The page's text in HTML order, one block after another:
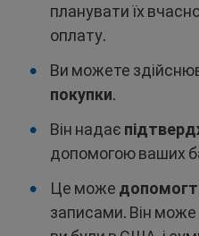
планувати їх
оплату.
Ви можете
покупки.
Він надає
допомогою ваших
Це може
записами. Він